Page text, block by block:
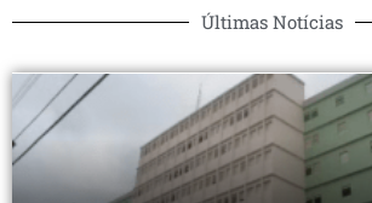
Últimas Notícias